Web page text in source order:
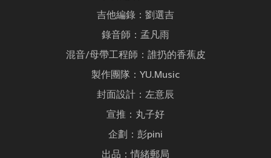
吉他編錄：劉選吉
錄音師：孟凡雨
混音/母帶工程師：誰扔的香蕉皮
製作團隊：YU.Music
封面設計：左意辰
宣推：丸子好
企劃：彭pini
出品：情緒郵局